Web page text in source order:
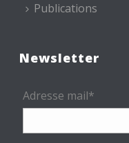
Publications
Newsletter
Adresse mail*